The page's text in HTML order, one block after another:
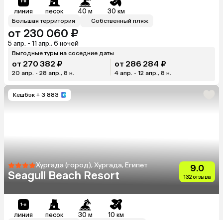
линия песок 40 м 30 км
Большая территория Собственный пляж
от 230 060 ₽
5 апр. - 11 апр., 6 ночей
Выгодные туры на соседние даты
от 270 382 ₽
20 апр. - 28 апр., 8 н.
от 286 284 ₽
4 апр. - 12 апр., 8 н.
Кешбэк + 3 883
Хургада (город), Хургада, Египет
Seagull Beach Resort
9.0
132 отзыва
линия песок 30 м 10 км